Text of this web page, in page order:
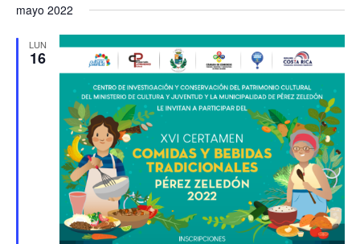
búsqueda
y
vistas
de
Eventos
la
fecha.
mayo 2022
LUN
16